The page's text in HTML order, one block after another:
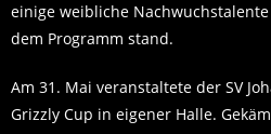
einige weibliche
dem Programm stand.
Am 31. Mai veranstaltete der SV
Grizzly Cup in eigener Halle.